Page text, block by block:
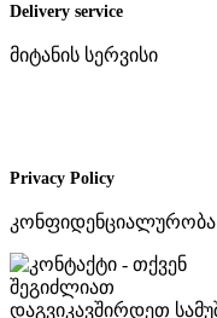
Delivery service
მიტანის სერვისი
Privacy Policy
კონფიდენციალურობა